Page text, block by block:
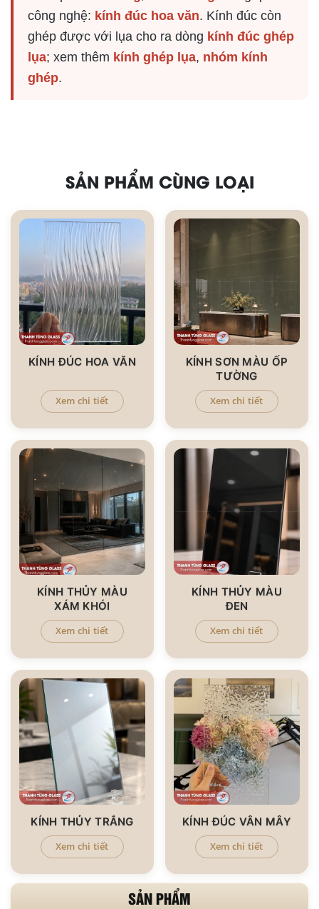
công nghệ: kính đúc hoa văn. Kính đúc còn
ghép được với lụa cho ra dòng kính đúc ghép
lụa; xem thêm kính ghép lụa, nhóm kính
ghép.
SẢN PHẨM CÙNG LOẠI
KÍNH ĐÚC HOA VĂN
Xem chi tiết
KÍNH SƠN MÀU ỐP
TƯỜNG
Xem chi tiết
KÍNH THỦY MÀU
XÁM KHÓI
Xem chi tiết
KÍNH THỦY MÀU
ĐEN
Xem chi tiết
KÍNH THỦY TRẮNG
Xem chi tiết
KÍNH ĐÚC VÂN MÂY
Xem chi tiết
SẢN PHẨM